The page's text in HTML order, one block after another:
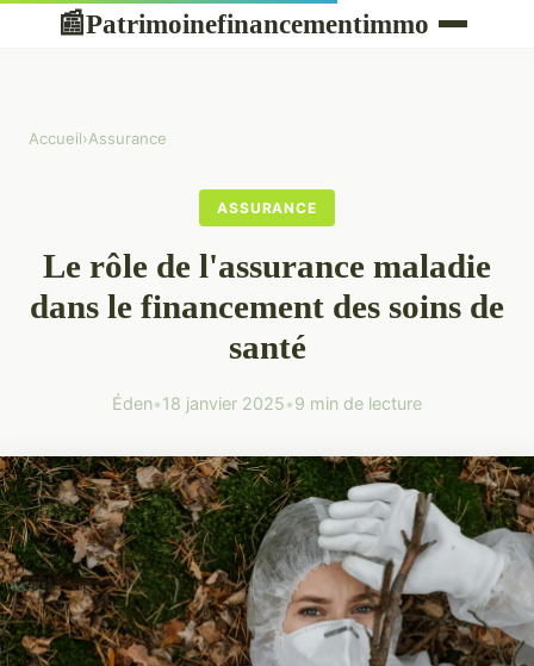
📰Patrimoinefinancementimmo
Accueil›Assurance
ASSURANCE
Le rôle de l'assurance maladie
dans le financement des soins de
santé
Éden•18 janvier 2025•9 min de lecture